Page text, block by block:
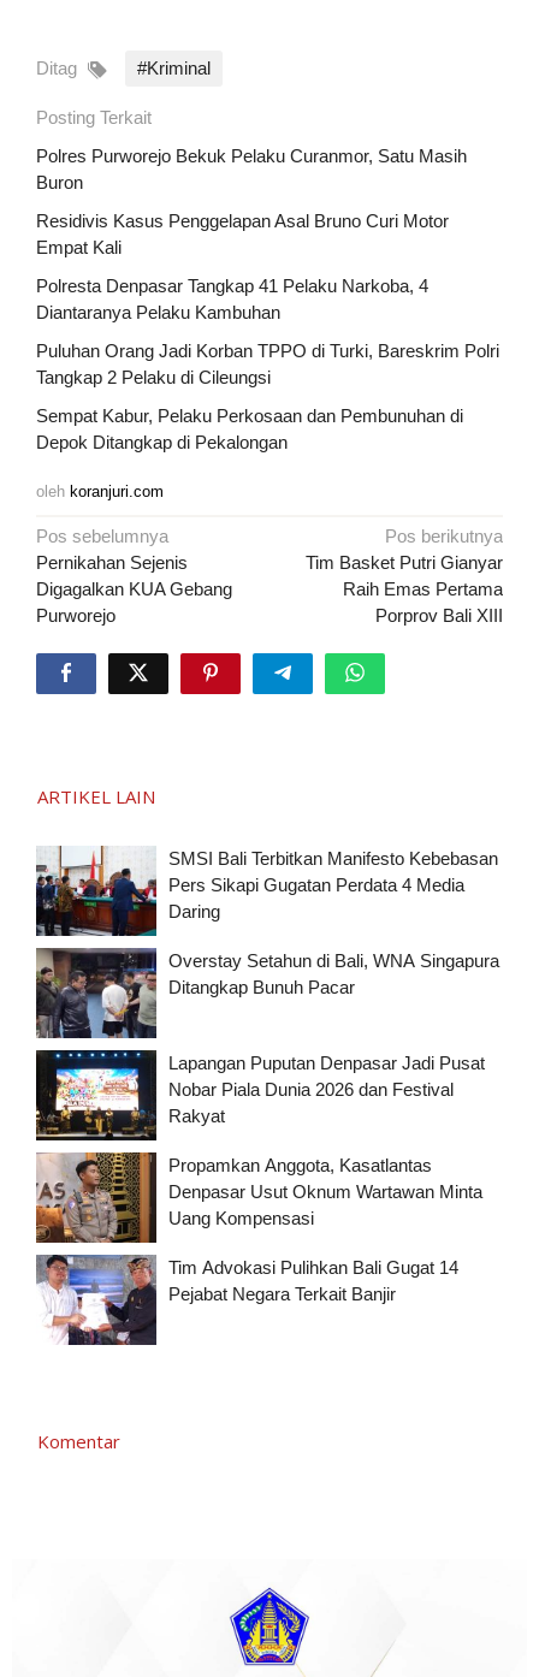
Ditag #Kriminal
Posting Terkait
Polres Purworejo Bekuk Pelaku Curanmor, Satu Masih
Buron
Residivis Kasus Penggelapan Asal Bruno Curi Motor
Empat Kali
Polresta Denpasar Tangkap 41 Pelaku Narkoba, 4
Diantaranya Pelaku Kambuhan
Puluhan Orang Jadi Korban TPPO di Turki, Bareskrim Polri
Tangkap 2 Pelaku di Cileungsi
Sempat Kabur, Pelaku Perkosaan dan Pembunuhan di
Depok Ditangkap di Pekalongan
oleh koranjuri.com
Navigasi
pos
Pos sebelumnya
Pernikahan Sejenis
Digagalkan KUA Gebang
Purworejo
Pos berikutnya
Tim Basket Putri Gianyar
Raih Emas Pertama
Porprov Bali XIII
ARTIKEL LAIN
SMSI Bali Terbitkan Manifesto Kebebasan
Pers Sikapi Gugatan Perdata 4 Media
Daring
Overstay Setahun di Bali, WNA Singapura
Ditangkap Bunuh Pacar
Lapangan Puputan Denpasar Jadi Pusat
Nobar Piala Dunia 2026 dan Festival
Rakyat
Propamkan Anggota, Kasatlantas
Denpasar Usut Oknum Wartawan Minta
Uang Kompensasi
Tim Advokasi Pulihkan Bali Gugat 14
Pejabat Negara Terkait Banjir
Komentar